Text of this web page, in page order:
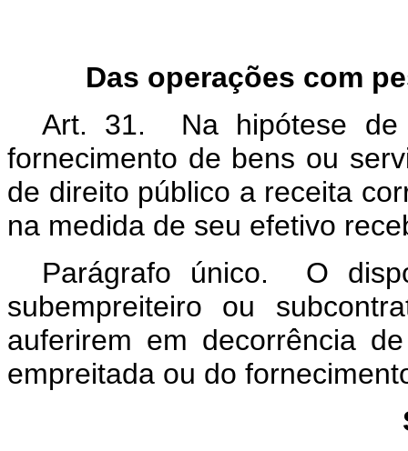
Das operações com
Art. 31. Na hipótese de
fornecimento de bens ou
de direito público a receita
na medida de seu efetivo
Parágrafo único. O
subempreiteiro ou
auferirem em decorrência
empreitada ou do